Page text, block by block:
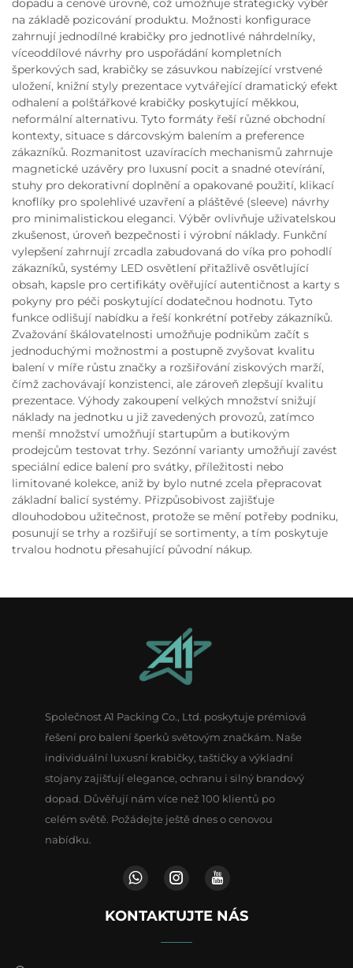
dopadu a cenové úrovně, což umožňuje strategický výběr
na základě pozicování produktu. Možnosti konfigurace
zahrnují jednodílné krabičky pro jednotlivé náhrdelníky,
víceoddílové návrhy pro uspořádání kompletních
šperkových sad, krabičky se zásuvkou nabízející vrstvené
uložení, knižní styly prezentace vytvářející dramatický efekt
odhalení a polštářkové krabičky poskytující měkkou,
neformální alternativu. Tyto formáty řeší různé obchodní
kontexty, situace s dárcovským balením a preference
zákazníků. Rozmanitost uzavíracích mechanismů zahrnuje
magnetické uzávěry pro luxusní pocit a snadné otevírání,
stuhy pro dekorativní doplnění a opakované použití, klikací
knoflíky pro spolehlivé uzavření a pláštěvé (sleeve) návrhy
pro minimalistickou eleganci. Výběr ovlivňuje uživatelskou
zkušenost, úroveň bezpečnosti i výrobní náklady. Funkční
vylepšení zahrnují zrcadla zabudovaná do víka pro pohodlí
zákazníků, systémy LED osvětlení přitažlivě osvětlující
obsah, kapsle pro certifikáty ověřující autentičnost a karty s
pokyny pro péči poskytující dodatečnou hodnotu. Tyto
funkce odlišují nabídku a řeší konkrétní potřeby zákazníků.
Zvažování škálovatelnosti umožňuje podnikům začít s
jednoduchými možnostmi a postupně zvyšovat kvalitu
balení v míře růstu značky a rozšiřování ziskových marží,
čímž zachovávají konzistenci, ale zároveň zlepšují kvalitu
prezentace. Výhody zakoupení velkých množství snižují
náklady na jednotku u již zavedených provozů, zatímco
menší množství umožňují startupům a butikovým
prodejcům testovat trhy. Sezónní varianty umožňují zavést
speciální edice balení pro svátky, příležitosti nebo
limitované kolekce, aniž by bylo nutné zcela přepracovat
základní balicí systémy. Přizpůsobivost zajišťuje
dlouhodobou užitečnost, protože se mění potřeby podniku,
posunují se trhy a rozšiřují se sortimenty, a tím poskytuje
trvalou hodnotu přesahující původní nákup.
Společnost A1 Packing Co., Ltd. poskytuje prémiová
řešení pro balení šperků světovým značkám. Naše
individuální luxusní krabičky, taštičky a výkladní
stojany zajišťují elegance, ochranu i silný brandový
dopad. Důvěřují nám více než 100 klientů po
celém světě. Požádejte ještě dnes o cenovou
nabídku.
KONTAKTUJTE NÁS